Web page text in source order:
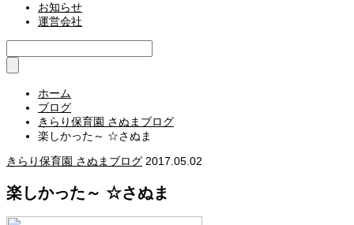
お知らせ
運営会社
ホーム
ブログ
きらり保育園 さぬまブログ
楽しかった～ ☆さぬま
きらり保育園 さぬまブログ 2017.05.02
楽しかった～ ☆さぬま